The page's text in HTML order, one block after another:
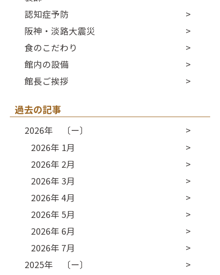
認知症予防
阪神・淡路大震災
食のこだわり
館内の設備
館長ご挨拶
過去の記事
2026年 〔ー〕
2026年 1月
2026年 2月
2026年 3月
2026年 4月
2026年 5月
2026年 6月
2026年 7月
2025年 〔ー〕